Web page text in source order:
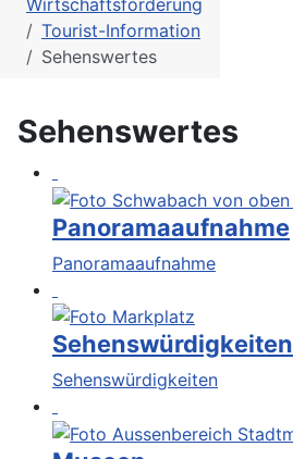
Wirtschaftsförderung
Tourist-Information
Sehenswertes
Sehenswertes
Panoramaaufnahme
Panoramaaufnahme
Sehenswürdigkeiten
Sehenswürdigkeiten